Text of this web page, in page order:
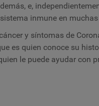
e,
inmune en
y síntomas de
es quien conoce su
le puede ayudar con